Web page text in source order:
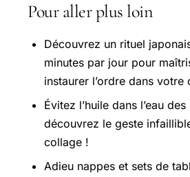
Pour aller plus loin
Découvrez un rituel
minutes par jour pour
instaurer l’ordre dans votre
Évitez l’huile dans l’eau
découvrez le geste
collage !
Adieu nappes et sets de